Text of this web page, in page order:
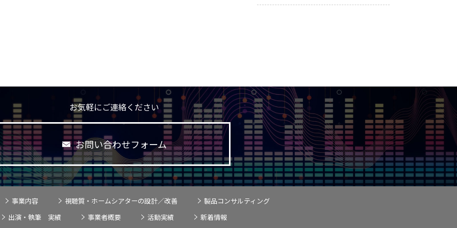
お気軽にご連絡ください
お問い合わせフォーム
事業内容 視聴質・ホームシアターの設計／改善
製品コンサルティング
出演・執筆 実績
事業者概要 活動実績 新着情報